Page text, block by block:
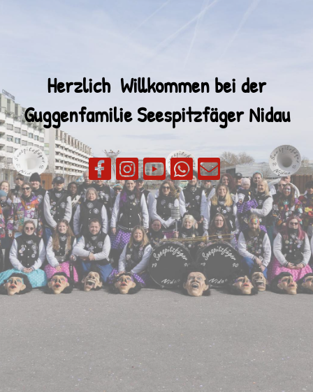
Herzlich Willkommen bei der
GuggenfamilieSeespitzfäger Nidau